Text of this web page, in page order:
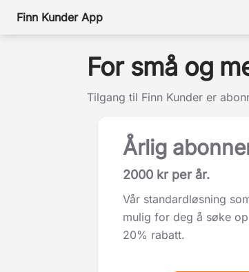
Finn Kunder App
For små og
Tilgang til Finn Kunder er
Årlig
2000 kr per år.
Vår standardløsning
mulig for deg å søke
20% rabatt.